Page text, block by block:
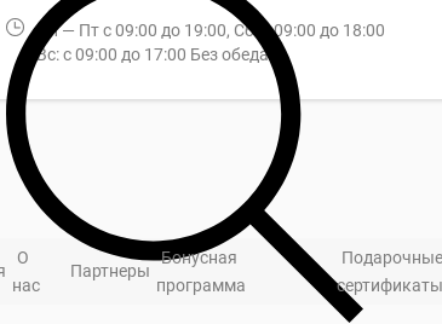
Пн — Пт с 09:00 до 19:00, Сб: с 09:00 до 18:00
Вс: с 09:00 до 17:00 Без обеда
О
нас
Партнеры
Бонусная
программа
Подарочные
сертификаты